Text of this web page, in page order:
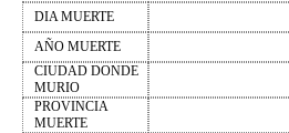
DIA MUERTE
AÑO MUERTE
CIUDAD DONDE
MURIO
PROVINCIA
MUERTE